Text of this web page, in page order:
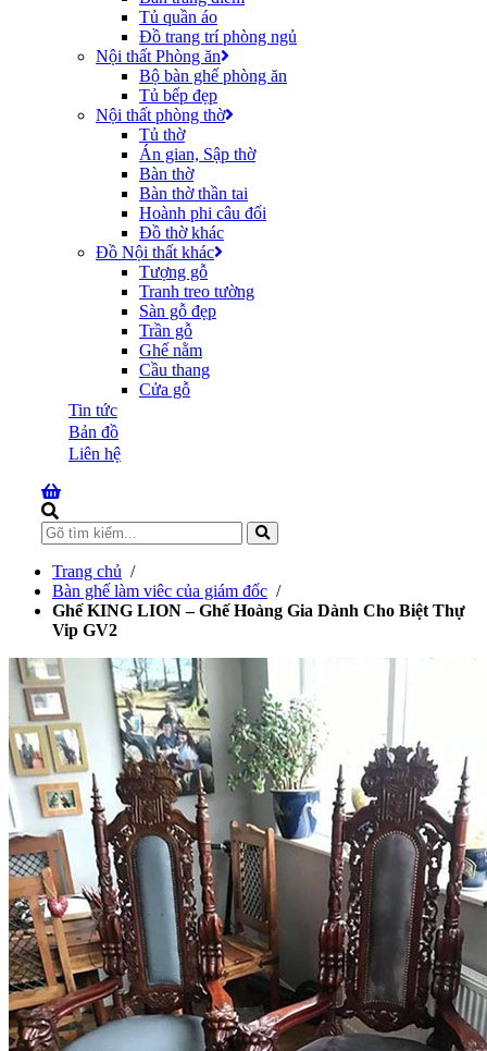
Tủ quần áo
Đồ trang trí phòng ngủ
Nội thất Phòng ăn
Bộ bàn ghế phòng ăn
Tủ bếp đẹp
Nội thất phòng thờ
Tủ thờ
Án gian, Sập thờ
Bàn thờ
Bàn thờ thần tai
Hoành phi câu đối
Đồ thờ khác
Đồ Nội thất khác
Tượng gỗ
Tranh treo tường
Sàn gỗ đẹp
Trần gỗ
Ghế nằm
Cầu thang
Cửa gỗ
Tin tức
Bản đồ
Liên hệ
Trang chủ /
Bàn ghế làm viêc của giám đốc /
Ghế KING LION – Ghế Hoàng Gia Dành Cho Biệt Thự
Vip GV2